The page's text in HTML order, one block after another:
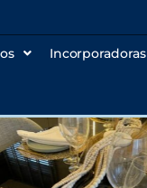
Incorporadoras